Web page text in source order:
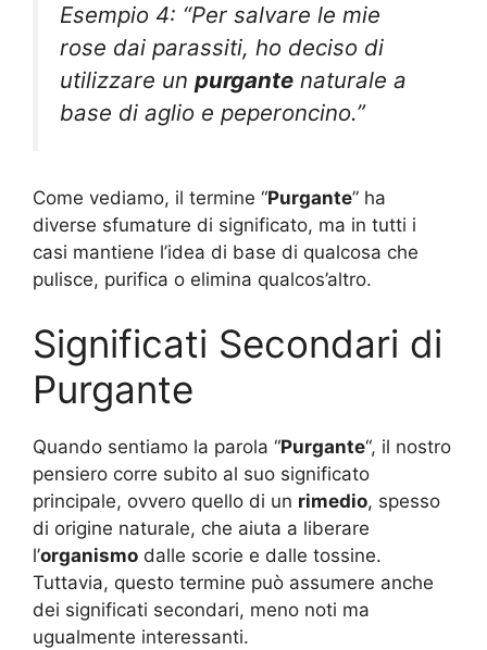
Esempio 4: “Per salvare le mie
rose dai parassiti, ho deciso di
utilizzare un purgante naturale a
base di aglio e peperoncino.”
Come vediamo, il termine “Purgante” ha
diverse sfumature di significato, ma in tutti i
casi mantiene l’idea di base di qualcosa che
pulisce, purifica o elimina qualcos’altro.
Significati Secondari di
Purgante
Quando sentiamo la parola “Purgante“, il nostro
pensiero corre subito al suo significato
principale, ovvero quello di un rimedio, spesso
di origine naturale, che aiuta a liberare
l’organismo dalle scorie e dalle tossine.
Tuttavia, questo termine può assumere anche
dei significati secondari, meno noti ma
ugualmente interessanti.